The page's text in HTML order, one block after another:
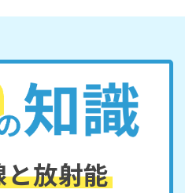
放射能